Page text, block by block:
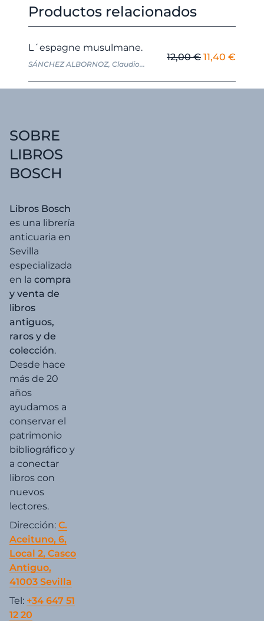
cantidad
Productos relacionados
L´espagne musulmane.
SÁNCHEZ ALBORNOZ, Claudio...
12,00€ El
original
11,40 €
SOBRE
LIBROS
BOSCH
Libros Bosch
es una librería
anticuaria en
Sevilla
especializada
en la compra
y venta de
libros
antiguos,
raros y de
colección.
Desde hace
más de 20
años
ayudamos a
conservar el
patrimonio
bibliográfico y
a conectar
libros con
nuevos
lectores.
Dirección: C.
Aceituno, 6,
Local 2, Casco
Antiguo,
41003 Sevilla
Tel: +34 647 51
12 20